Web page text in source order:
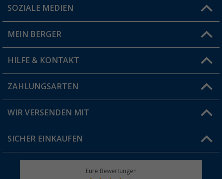
Du hast eine Frage?
Filiale finden
SOZIALE MEDIEN
MEIN BERGER
Vorteilskarte
Blog
Jobs & Karriere
HILFE & KONTAKT
FAQ & Kontakt
Versandinformationen
Rücksendung
ZAHLUNGSARTEN
WIR VERSENDEN MIT
SICHER EINKAUFEN
Eure Bewertungen